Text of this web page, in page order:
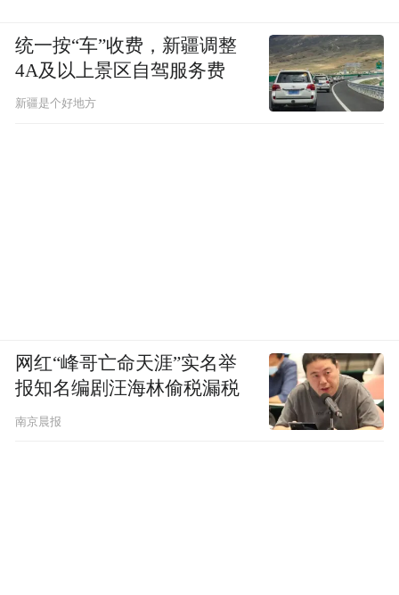
统一按“车”收费，新疆调整
4A及以上景区自驾服务费
新疆是个好地方
网红“峰哥亡命天涯”实名举
报知名编剧汪海林偷税漏税
南京晨报